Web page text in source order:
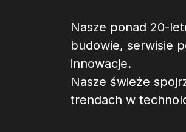
Nasze ponad 20-
budowie, serwisie
innowacje.
Nasze świeże
trendach w